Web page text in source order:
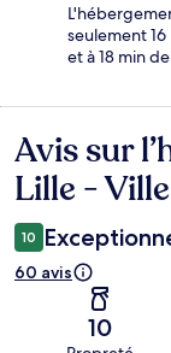
seulement
et à 18 min
Avis
Avis sur
Lille -
10
60 avis
10